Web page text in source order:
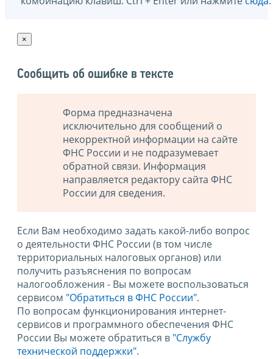
×
Сообщить об ошибке в тексте
Форма предназначена
исключительно для сообщений о
некорректной информации на сайте
ФНС России и не подразумевает
обратной связи. Информация
направляется редактору сайта ФНС
России для сведения.
Если Вам необходимо задать какой-либо вопрос
о деятельности ФНС России (в том числе
территориальных налоговых органов) или
получить разъяснения по вопросам
налогообложения - Вы можете воспользоваться
сервисом "Обратиться в ФНС России".
По вопросам функционирования интернет-
сервисов и программного обеспечения ФНС
России Вы можете обратиться в "Службу
технической поддержки".